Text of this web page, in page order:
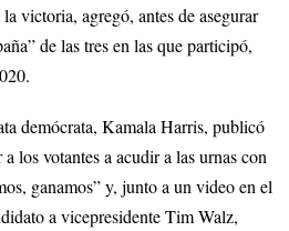
victoria, agregó, antes de asegurar
de las tres en las que participó,
demócrata, Kamala Harris, publicó
los votantes a acudir a las urnas con
ganamos” y, junto a un video en el
a vicepresidente Tim Walz,